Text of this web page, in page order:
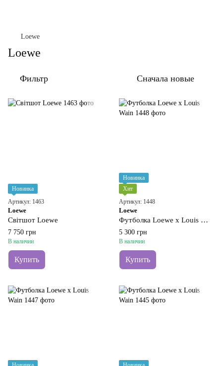
Loewe
Loewe
Фильтр Сначала новые
Новинка
Артикул: 1463
Loewe
Світшот Loewe
7 750 грн
В наличии
Купить
Новинка
Хит
Артикул: 1448
Loewe
Футболка Loewe x Louis Wain
5 300 грн
В наличии
Купить